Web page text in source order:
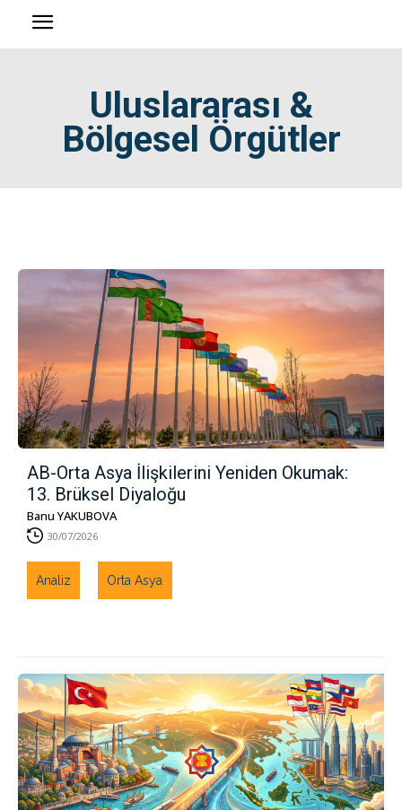
Uluslararası &
Bölgesel Örgütler
AB-Orta Asya İlişkilerini Yeniden Okumak:
13. Brüksel Diyaloğu
Banu YAKUBOVA
30/07/2026
Analiz Orta Asya